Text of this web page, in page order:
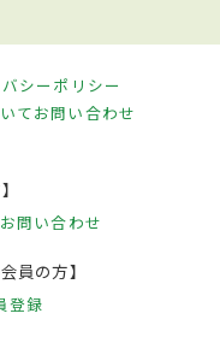
シーポリシー
てお問い合わせ
お問い合わせ
員の方】
登録